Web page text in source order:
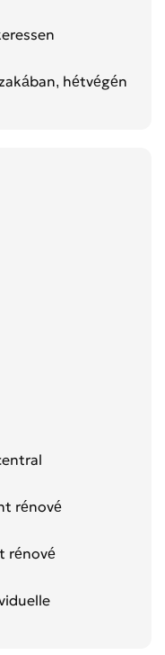
hétvégén
rénové
rénové